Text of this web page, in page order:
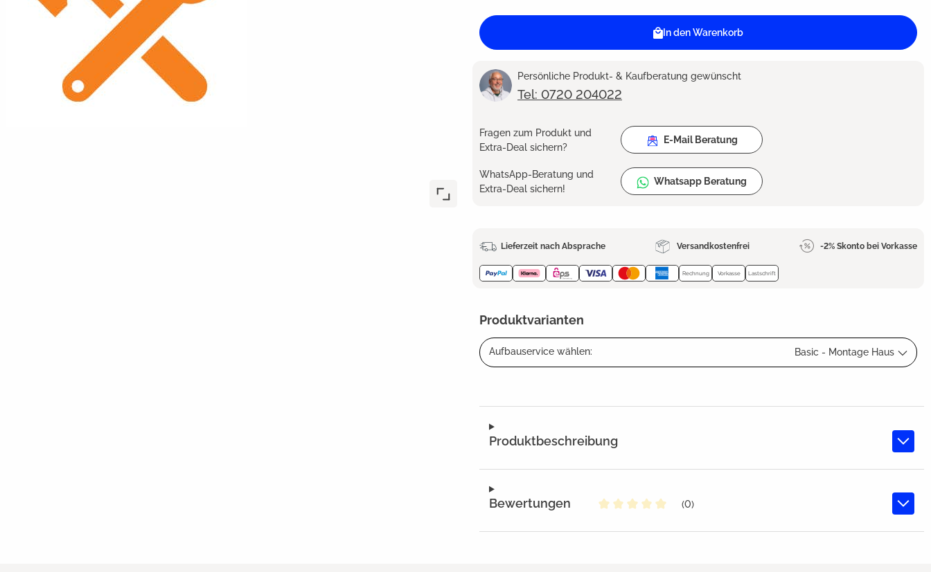
In den Warenkorb
Persönliche Produkt- & Kaufberatung gewünscht
Tel: 0720 204022
Fragen zum Produkt und
Extra-Deal sichern?
E-Mail Beratung
WhatsApp-Beratung und
Extra-Deal sichern!
Whatsapp Beratung
Lieferzeit nach Absprache Versandkostenfrei -2% Skonto bei Vorkasse
Rechnung Vorkasse Lastschrift
Produktvarianten
Aufbauservice wählen: Basic - Montage Haus
Produktbeschreibung
Bewertungen
(0)